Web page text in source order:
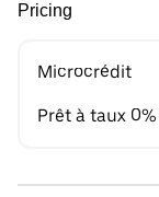
Pricing
Microcrédit
Prêt à taux 0%